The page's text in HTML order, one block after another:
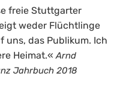
freie Stuttgarter
weder Flüchtlinge
uns, das Publikum. Ich
Heimat.«Arnd
Jahrbuch 2018